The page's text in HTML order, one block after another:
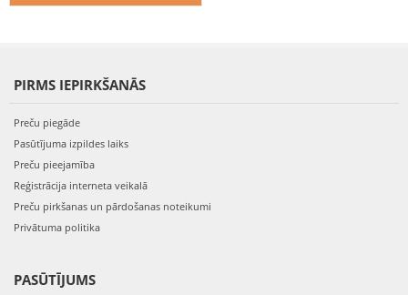
PIRMS IEPIRKŠANĀS
Preču piegāde
Pasūtījuma izpildes laiks
Preču pieejamība
Reģistrācija interneta veikalā
Preču pirkšanas un pārdošanas noteikumi
Privātuma politika
PASŪTĪJUMS